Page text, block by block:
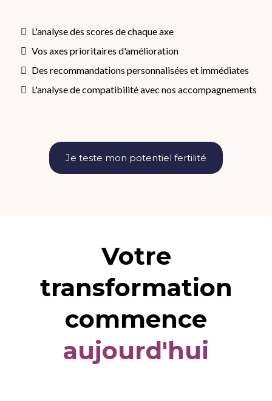
L'analyse des scores de chaque axe
Vos axes prioritaires d'amélioration
Des recommandations personnalisées et immédiates
L'analyse de compatibilité avec nos accompagnements
Je teste mon potentiel fertilité
Votre
transformation
commence
aujourd'hui